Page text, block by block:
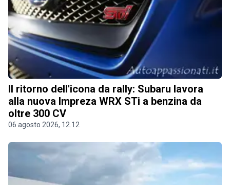
Il ritorno dell'icona da rally: Subaru lavora
alla nuova Impreza WRX STi a benzina da
oltre 300 CV
06 agosto 2026, 12.12